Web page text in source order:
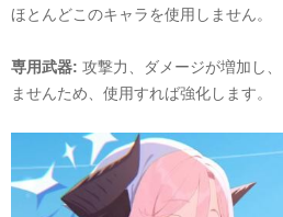
ほとんどこのキャラを使用しません。
専用武器: 攻撃力 、ダメージが増加し、
ませんため、使用すれば強化します。